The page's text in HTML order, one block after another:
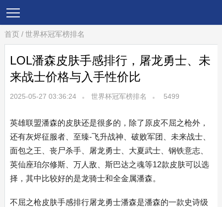
首页 / 世界杯冠军榜排名
LOL潘森皮肤手感排行，屠龙勇士、未
来战士价格与入手性价比
2025-05-27 03:36:24 世界杯冠军榜排名 5499
英雄联盟潘森的皮肤还是很多的，除了原皮不屈之枪外，
还有灰烬征服者、至臻-飞升战神、破败军团、未来战士、
面包之王、丧尸杀手、屠龙勇士、大夏武士、钢铁意志、
英仙座珀尔修斯、万人敌、斯巴达之魂等12款皮肤可以选
择，其中比较好的是龙骑士和全金属潘森。
不屈之枪皮肤手感排行屠龙勇士潘森是潘森的一款史诗级